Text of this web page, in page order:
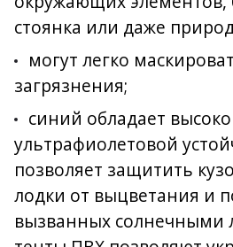
стоянка или даже
могут легко
загрязнения;
синий обладает
ультрафиолетовой
позволяет защитить
лодки от выцветания и
вызванных солнечными